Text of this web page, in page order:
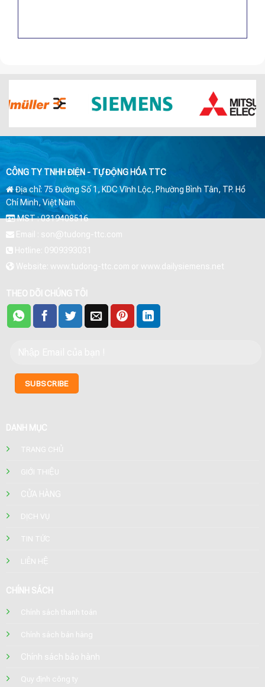
CÔNG TY TNHH ĐIỆN - TỰ ĐỘNG HÓA TTC
Địa chỉ: 75 Đường Số 1, KDC Vĩnh Lộc, Phường Bình Tân, TP. Hồ
Chí Minh, Việt Nam
MST : 0319408516
Email : son@tudong-ttc.com
Hotline: 0909393031
Website: www.tudong-ttc.com or www.dailysiemens.net
THEO DÕI CHÚNG TÔI
DANH MỤC
TRANG CHỦ
GIỚI THIỆU
CỬA HÀNG
DỊCH VỤ
TIN TỨC
LIÊN HỆ
CHÍNH SÁCH
Chính sách thanh toán
Chính sách bán hàng
Chính sách bảo hành
Quy định công ty